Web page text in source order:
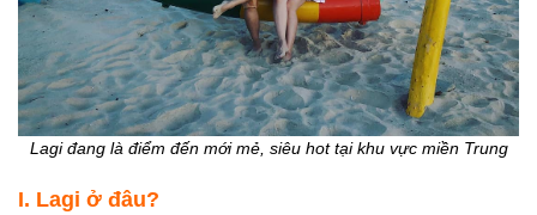
7. Suối nước nóng
Bưng Thị
IV. Lagi Bình Thuận có
gì? - Những món ăn
ngon
1. Cá bò hòm nướng
Lagi đang là điểm đến mới mẻ, siêu hot tại khu vực miền Trung
I. Lagi ở đâu?